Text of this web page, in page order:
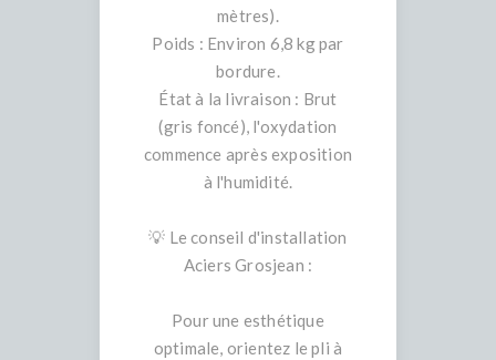
mètres).
Poids : Environ 6,8 kg par
bordure.
État à la livraison : Brut
(gris foncé), l'oxydation
commence après exposition
à l'humidité.
💡 Le conseil d'installation
Aciers Grosjean :
Pour une esthétique
optimale, orientez le pli à